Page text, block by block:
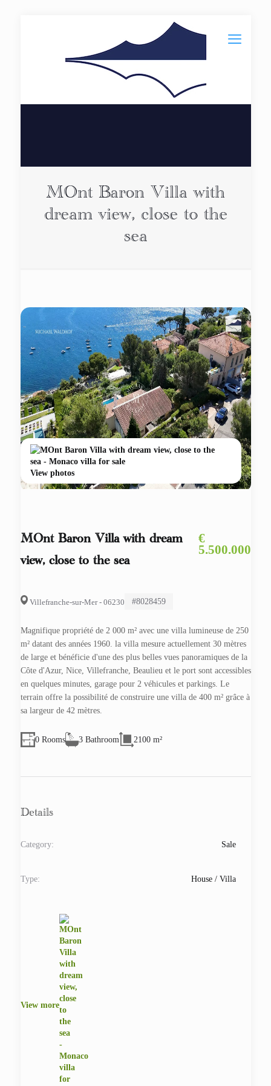
MOnt Baron Villa with
dream view, close to the
sea
View photos
MOnt Baron Villa with dream
view, close to the sea
€
5.500.000
Villefranche-sur-Mer - 06230 #8028459
Magnifique propriété de 2 000 m² avec une villa lumineuse de 250
m² datant des années 1960. la villa mesure actuellement 30 mètres
de large et bénéficie d'une des plus belles vues panoramiques de la
Côte d'Azur, Nice, Villefranche, Beaulieu et le port sont accessibles
en quelques minutes, garage pour 2 véhicules et parkings. Le
terrain offre la possibilité de construire une villa de 400 m² grâce à
sa largeur de 42 mètres.
0 Rooms 3 Bathroom 2100 m²
Details
Category: Sale
Type: House / Villa
View more